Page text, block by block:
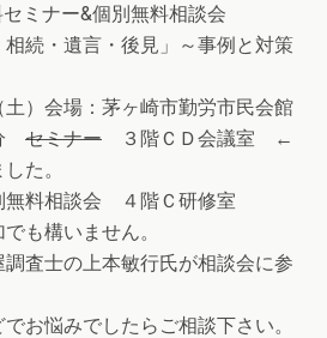
ミナー&個別無料相談会
相続・遺言・後見」～事例と対策
）会場：茅ヶ崎市勤労市民会館
セミナー ３階ＣＤ会議室 ←
た。
料相談会 ４階Ｃ研修室
も構いません。
査士の上本敏行氏が相談会に参
お悩みでしたらご相談下さい。